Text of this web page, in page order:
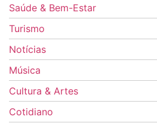
Saúde & Bem-Estar
Turismo
Notícias
Música
Cultura & Artes
Cotidiano